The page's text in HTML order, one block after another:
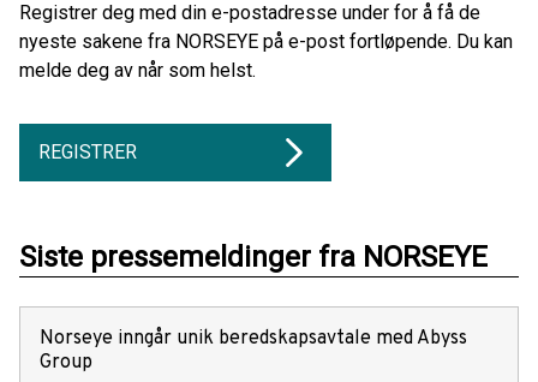
Registrer deg med din e-postadresse under for å få de
nyeste sakene fra NORSEYE på e-post fortløpende. Du kan
melde deg av når som helst.
REGISTRER
Siste pressemeldinger fra NORSEYE
Norseye inngår unik beredskapsavtale med Abyss
Group